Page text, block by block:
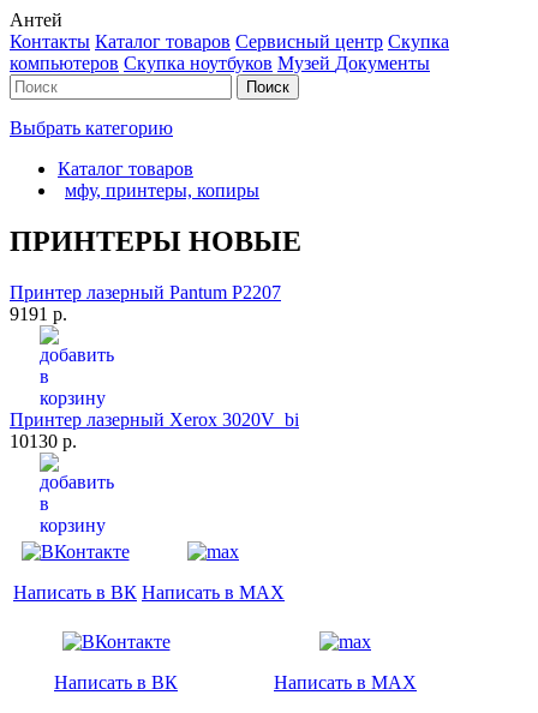
Антей
Контакты Каталог товаров Сервисный центр Cкупка
компьютеров Cкупка ноутбуков Музей Документы
Выбрать категорию
Каталог товаров
мфу, принтеры, копиры
ПРИНТЕРЫ НОВЫЕ
Принтер лазерный Pantum P2207
9191 р.
Принтер лазерный Xerox 3020V_bi
10130 р.
Написать в ВК Написать в MAX
Написать в ВК Написать в MAX